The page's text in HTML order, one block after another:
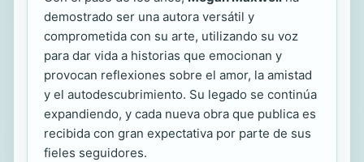
demostrado ser una autora versátil y
comprometida con su arte, utilizando su voz
para dar vida a historias que emocionan y
provocan reflexiones sobre el amor, la amistad
y el autodescubrimiento. Su legado se continúa
expandiendo, y cada nueva obra que publica es
recibida con gran expectativa por parte de sus
fieles seguidores.